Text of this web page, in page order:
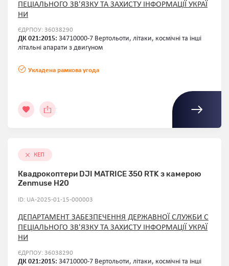
ПЕЦІАЛЬНОГО ЗВ'ЯЗКУ ТА ЗАХИСТУ ІНФОРМАЦІЇ УКРАЇ
НИ
ЄДРПОУ: 36038290
ДК 021:2015: 34710000-7 Вертольоти, літаки, космічні та інші
літальні апарати з двигуном
Укладена рамкова угода
КЕП
Квадрокоптери DJI MATRICE 350 RTK з камерою
Zenmuse H20
ID: UA-2025-01-15-000003
ДЕПАРТАМЕНТ ЗАБЕЗПЕЧЕННЯ ДЕРЖАВНОЇ СЛУЖБИ С
ПЕЦІАЛЬНОГО ЗВ'ЯЗКУ ТА ЗАХИСТУ ІНФОРМАЦІЇ УКРАЇ
НИ
ЄДРПОУ: 36038290
ДК 021:2015: 34710000-7 Вертольоти, літаки, космічні та інші